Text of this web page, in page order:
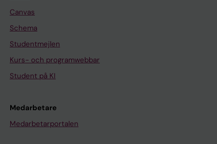
Canvas
Schema
Studentmejlen
Kurs- och programwebbar
Student på KI
Medarbetare
Medarbetarportalen